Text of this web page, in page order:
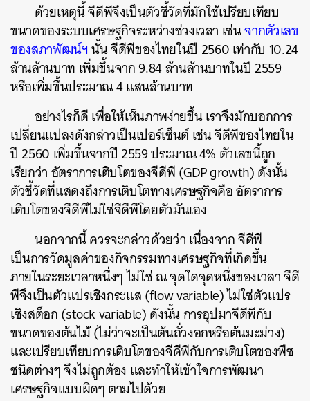
ด้วยเหตุนี้ จีดีพีจึงเป็นตัวชี้วัดที่มักใช้เปรียบเทียบ
ขนาดของระบบเศรษฐกิจระหว่างช่วงเวลา เช่นจากตัวเลข
ของสภาพัฒน์ฯนั้น จีดีพีของไทยในปี 2560 เท่ากับ 10.24
ล้านล้านบาท เพิ่มขึ้นจาก 9.84 ล้านล้านบาทในปี 2559
หรือเพิ่มขึ้นประมาณ 4 แสนล้านบาท
อย่างไรก็ดี เพื่อให้เห็นภาพง่ายขึ้น เราจึงมักบอกการ
เปลี่ยนแปลงดังกล่าวเป็นเปอร์เซ็นต์ เช่น จีดีพีของไทยใน
ปี 2560 เพิ่มขึ้นจากปี 2559 ประมาณ 4% ตัวเลขนี้ถูก
เรียกว่า อัตราการเติบโตของจีดีพี (GDP growth) ดังนั้น
ตัวชี้วัดที่แสดงถึงการเติบโตทางเศรษฐกิจคือ อัตราการ
เติบโตของจีดีพีไม่ใช่จีดีพีโดยตัวมันเอง
นอกจากนี้ ควรจะกล่าวด้วยว่า เนื่องจาก จีดีพี
เป็นการวัดมูลค่าของกิจกรรมทางเศรษฐกิจที่เกิดขึ้น
ภายในระยะเวลาหนึ่งๆ ไม่ใช่ ณ จุดใดจุดหนึ่งของเวลา จีดี
พีจึงเป็นตัวแปรเชิงกระแส (flow variable) ไม่ใช่ตัวแปร
เชิงสต็อก (stock variable) ดังนั้นการอุปมาจีดีพีกับ
ขนาดของต้นไม้ (ไม่ว่าจะเป็นต้นถั่วงอกหรือต้นมะม่วง)
และเปรียบเทียบการเติบโตของจีดีพีกับการเติบโตของพืช
ชนิดต่างๆ จึงไม่ถูกต้อง และทำให้เข้าใจการพัฒนา
เศรษฐกิจแบบผิดๆ ตามไปด้วย